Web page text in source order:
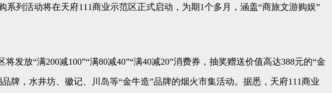
列活动将在天府111商业示范区正式启动，为期1个多月，涵盖“商旅文游购娱”
放“满200减100”“满80减40”“满40减20”消费券，抽奖赠送价值高达388元的“金
牌，水井坊、徽记、川岛等“金牛造”品牌的烟火市集活动。据悉，天府111商业